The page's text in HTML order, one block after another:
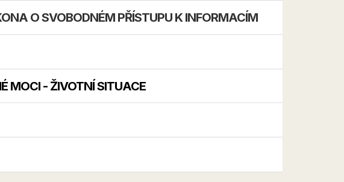
O SVOBODNÉM PŘÍSTUPU K INFORMACÍM
MOCI - ŽIVOTNÍ SITUACE